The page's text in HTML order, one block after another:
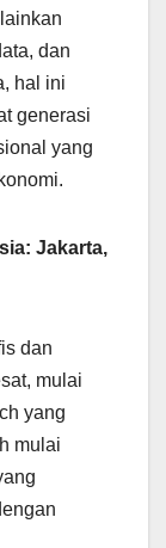
dan
hal ini
generasi
yang
Jakarta,
dan
mulai
yang
mulai